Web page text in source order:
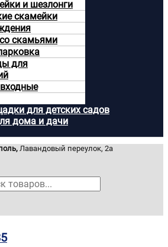
и шезлонги
скамейки
скамьями
для
для детских садов
дома и дачи
Лавандовый переулок, 2а